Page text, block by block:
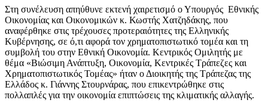
Στη συνέλευση απηύθυνε εκτενή χαιρετισμό ο Υπουργός Εθνικής
Οικονομίας και Οικονομικών κ. Κωστής Χατζηδάκης, που
αναφέρθηκε στις τρέχουσες προτεραιότητες της Ελληνικής
Κυβέρνησης, σε ό,τι αφορά τον χρηματοπιστωτικό τομέα και τη
συμβολή του στην Εθνική Οικονομία. Κεντρικός Ομιλητής με
θέμα «Βιώσιμη Ανάπτυξη, Οικονομία, Κεντρικές Τράπεζες και
Χρηματοπιστωτικός Τομέας» ήταν ο Διοικητής της Τράπεζας της
Ελλάδος κ. Γιάννης Στουρνάρας, που επικεντρώθηκε στις
πολλαπλές για την οικονομία επιπτώσεις της κλιματικής αλλαγής.